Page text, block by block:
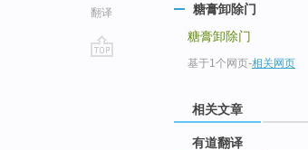
翻译
糖膏卸除门
糖膏卸除门
基于1个网页-相关网页
相关文章
有道翻译